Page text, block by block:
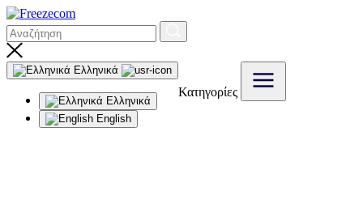
Ελληνικά
Ελληνικά
English
Κατηγορίες